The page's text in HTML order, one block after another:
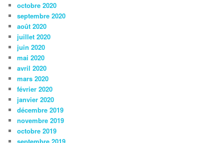
octobre 2020
septembre 2020
août 2020
juillet 2020
juin 2020
mai 2020
avril 2020
mars 2020
février 2020
janvier 2020
décembre 2019
novembre 2019
octobre 2019